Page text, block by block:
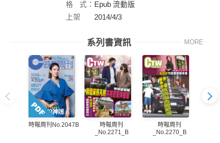
格
式： Epub 流動版
上架
2014/4/3
系列書資訊 MORE
時報周刊No.2047B
時報周刊
_No.2271_B
時報周刊
_No.2270_B